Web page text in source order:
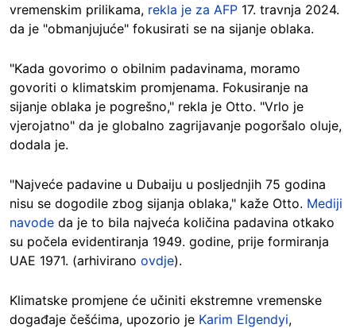
vremenskim prilikama, rekla je za AFP 17. travnja 2024.
da je "obmanjujuće" fokusirati se na sijanje oblaka.
"Kada govorimo o obilnim padavinama, moramo
govoriti o klimatskim promjenama. Fokusiranje na
sijanje oblaka je pogrešno," rekla je Otto. "Vrlo je
vjerojatno" da je globalno zagrijavanje pogoršalo oluje,
dodala je.
"Najveće padavine u Dubaiju u posljednjih 75 godina
nisu se dogodile zbog sijanja oblaka," kaže Otto. Mediji
navode da je to bila najveća količina padavina otkako
su počela evidentiranja 1949. godine, prije formiranja
UAE 1971. (arhivirano ovdje).
Klimatske promjene će učiniti ekstremne vremenske
događaje češćima, upozorio je Karim Elgendyi,